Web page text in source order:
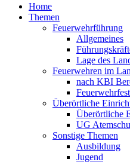
Home
Themen
Feuerwehrführung
Allgemeines
Lage des
Feuerwehren im
nach KBI
Überörtliche
Überörtliche
UG
Sonstige Themen
Ausbildung
Jugend